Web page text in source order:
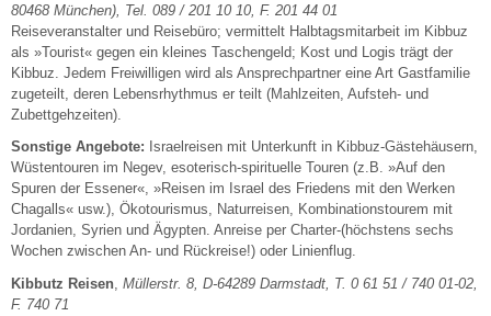
80468 München), Tel. 089 / 201 10 10, F. 201 44 01
Reiseveranstalter und Reisebüro; vermittelt Halbtagsmitarbeit im Kibbuz
als »Tourist« gegen ein kleines Taschengeld; Kost und Logis trägt der
Kibbuz. Jedem Freiwilligen wird als Ansprechpartner eine Art Gastfamilie
zugeteilt, deren Lebensrhythmus er teilt (Mahlzeiten, Aufsteh- und
Zubettgehzeiten).
Sonstige Angebote: Israelreisen mit Unterkunft in Kibbuz-Gästehäusern,
Wüstentouren im Negev, esoterisch-spirituelle Touren (z.B. »Auf den
Spuren der Essener«, »Reisen im Israel des Friedens mit den Werken
Chagalls« usw.), Ökotourismus, Naturreisen, Kombinationstourem mit
Jordanien, Syrien und Ägypten. Anreise per Charter-(höchstens sechs
Wochen zwischen An- und Rückreise!) oder Linienflug.
Kibbutz Reisen Müllerstr. 8, D-64289 Darmstadt, T. 0 61 51 / 740 01-02,
F. 740 71